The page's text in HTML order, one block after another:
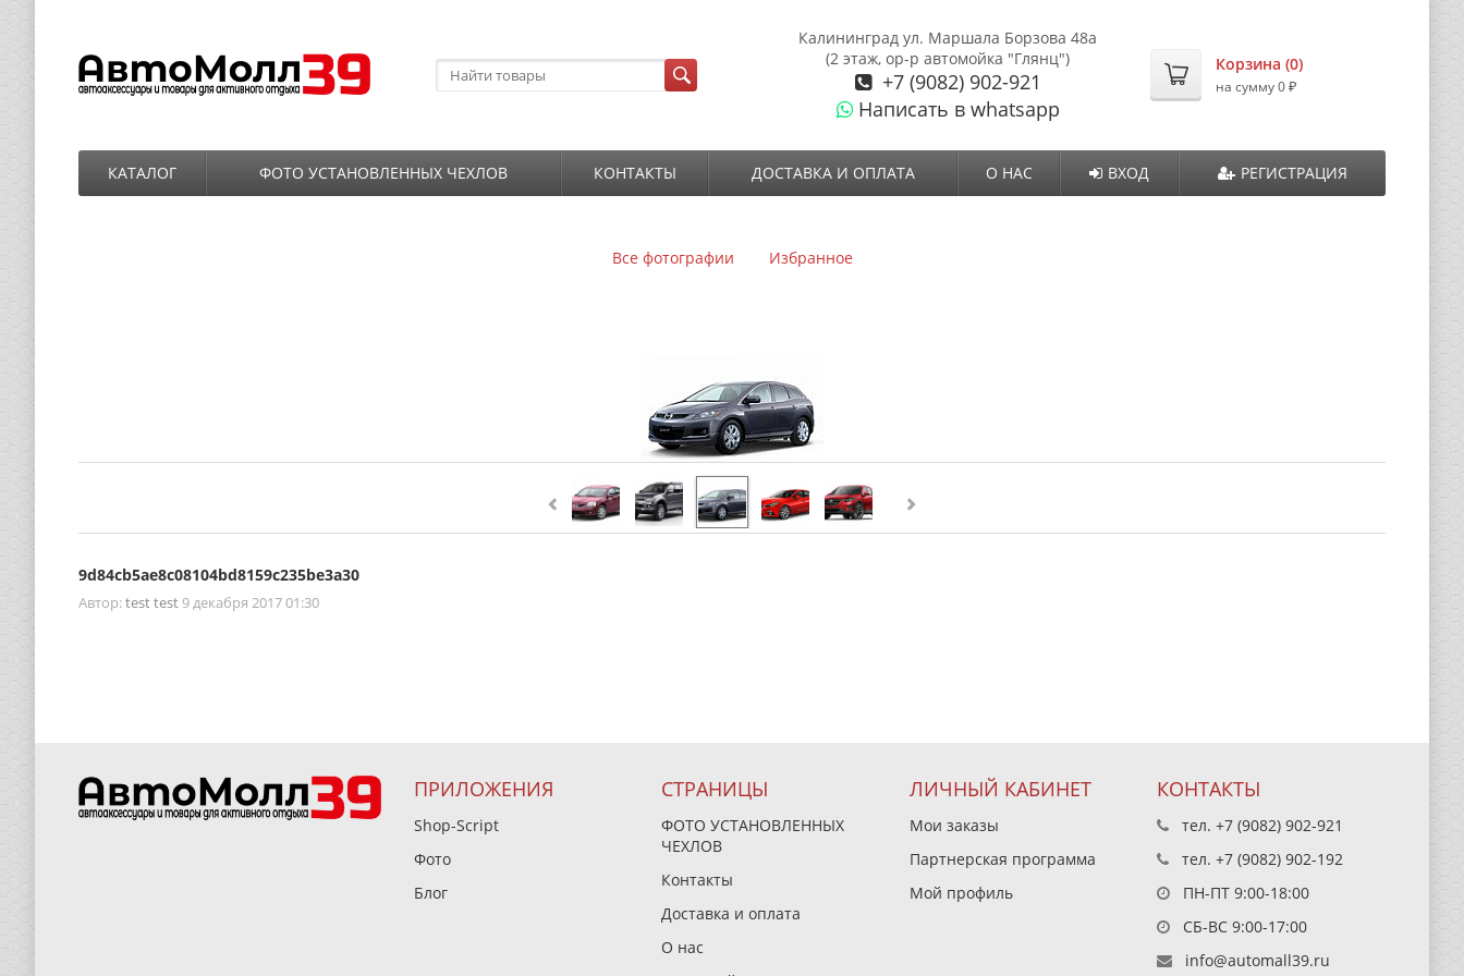
Калининград ул. Маршала Борзова 48а
(2 этаж, ор-р автомойка "Глянц")
+7 (9082) 902-921
Написать в whatsapp
Корзина (0)
на сумму0₽
КАТАЛОГ ФОТО УСТАНОВЛЕННЫХ ЧЕХЛОВ КОНТАКТЫ ДОСТАВКА И ОПЛАТА О НАС ВХОД РЕГИСТРАЦИЯ
Все фотографии Избранное
9d84cb5ae8c08104bd8159c235be3a30
Автор:test test 9 декабря 2017 01:30
ПРИЛОЖЕНИЯ
Shop-Script
Фото
Блог
СТРАНИЦЫ
ФОТО УСТАНОВЛЕННЫХ
ЧЕХЛОВ
Контакты
Доставка и оплата
О нас
ЛИЧНЫЙ КАБИНЕТ
Мои заказы
Партнерская программа
Мой профиль
КОНТАКТЫ
тел.+7 (9082) 902-921
тел.+7 (9082) 902-192
ПН-ПТ 9:00-18:00
СБ-ВС 9:00-17:00
info@automall39.ru